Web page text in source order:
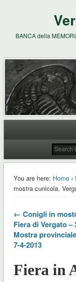
BANCA della
You are here: Home›
mostra cunicola,
← Conigli in
Fiera di Vergato –
Mostra
7-4-2013
Fiera in